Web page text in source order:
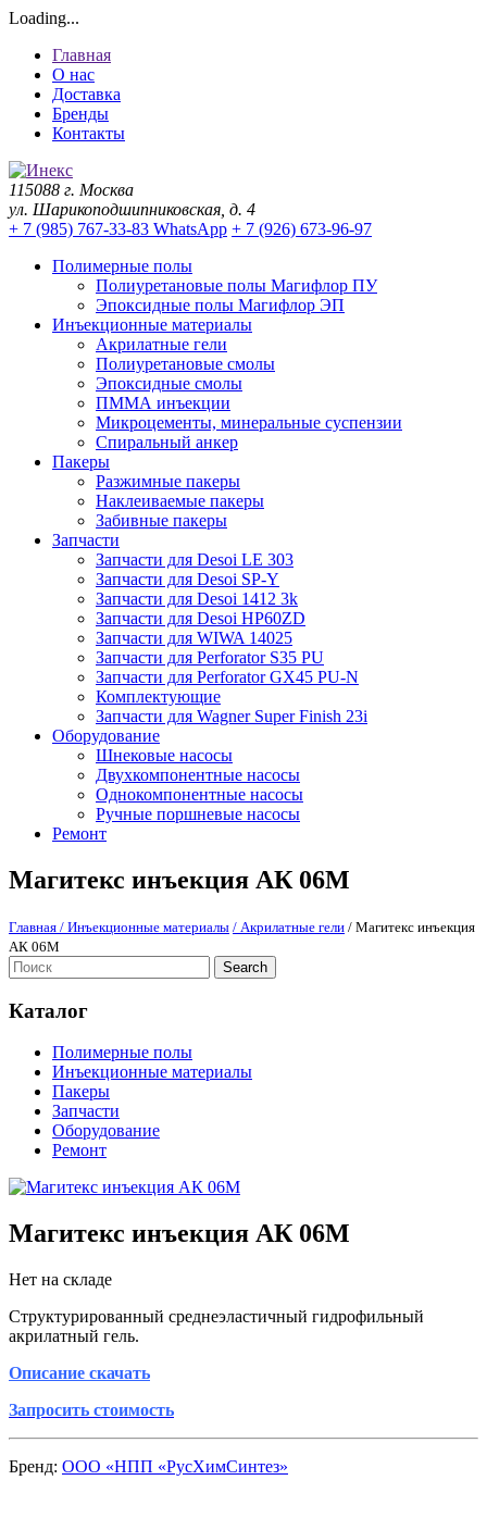
Loading...
Главная
О нас
Доставка
Бренды
Контакты
115088 г. Москва
ул. Шарикоподшипниковская, д. 4
+ 7 (985) 767-33-83 WhatsApp + 7 (926) 673-96-97
Полимерные полы
Полиуретановые полы Магифлор ПУ
Эпоксидные полы Магифлор ЭП
Инъекционные материалы
Акрилатные гели
Полиуретановые смолы
Эпоксидные смолы
ПММА инъекции
Микроцементы, минеральные суспензии
Спиральный анкер
Пакеры
Разжимные пакеры
Наклеиваемые пакеры
Забивные пакеры
Запчасти
Запчасти для Desoi LE 303
Запчасти для Desoi SP-Y
Запчасти для Desoi 1412 3k
Запчасти для Desoi HP60ZD
Запчасти для WIWA 14025
Запчасти для Perforator S35 PU
Запчасти для Perforator GX45 PU-N
Комплектующие
Запчасти для Wagner Super Finish 23i
Оборудование
Шнековые насосы
Двухкомпонентные насосы
Однокомпонентные насосы
Ручные поршневые насосы
Ремонт
Магитекс инъекция АК 06М
Главная / Инъекционные материалы / Акрилатные гели / Магитекс инъекция
АК 06М
Каталог
Полимерные полы
Инъекционные материалы
Пакеры
Запчасти
Оборудование
Ремонт
Магитекс инъекция АК 06М
Нет на складе
Структурированный среднеэластичный гидрофильный
акрилатный гель.
Описание скачать
Запросить стоимость
Бренд: ООО «НПП «РусХимСинтез»